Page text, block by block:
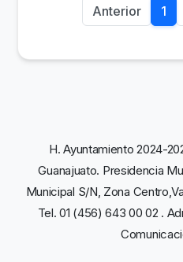
Anterior 1
H. Ayuntamiento 2024-
Guanajuato. Presidencia
Municipal S/N, Zona
Tel. 01 (456) 643 00 02 .